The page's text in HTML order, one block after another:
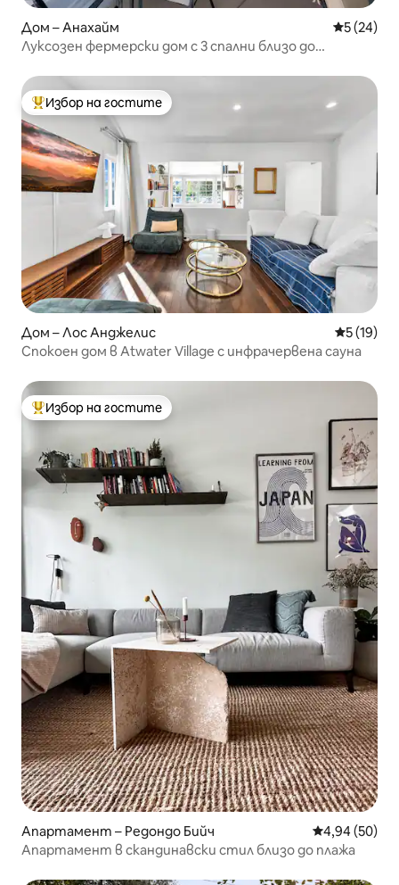
Дом – Анахайм Средна
5 (24)
Луксозен фермерски дом с 3 спални близо до
Най-популярен избор на гостите
Избор на гостите
Дом – Лос Анджелис Средна
5 (19)
Спокоен дом в Atwater Village с инфрачервена сауна
Най-популярен избор на гостите
Избор на гостите
Апартамент – Редондо Бийч Средна
4,94 (50)
Апартамент в скандинавски стил близо до плажа